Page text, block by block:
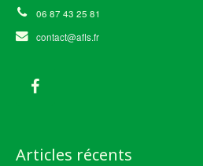
06 87 43 25 81
contact@afls.fr
Articles récents